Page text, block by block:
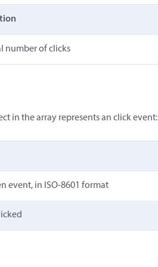
number of clicks
in the array represents an click event:
event, in ISO-8601 format